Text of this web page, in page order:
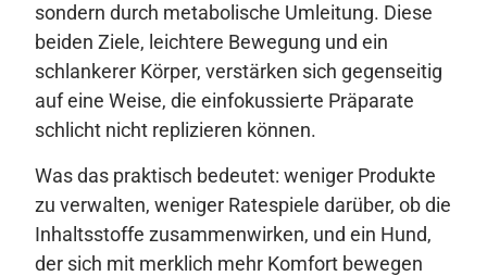
sondern durch metabolische Umleitung. Diese
beiden Ziele, leichtere Bewegung und ein
schlankerer Körper, verstärken sich gegenseitig
auf eine Weise, die einfokussierte Präparate
schlicht nicht replizieren können.
Was das praktisch bedeutet: weniger Produkte
zu verwalten, weniger Ratespiele darüber, ob die
Inhaltsstoffe zusammenwirken, und ein Hund,
der sich mit merklich mehr Komfort bewegen